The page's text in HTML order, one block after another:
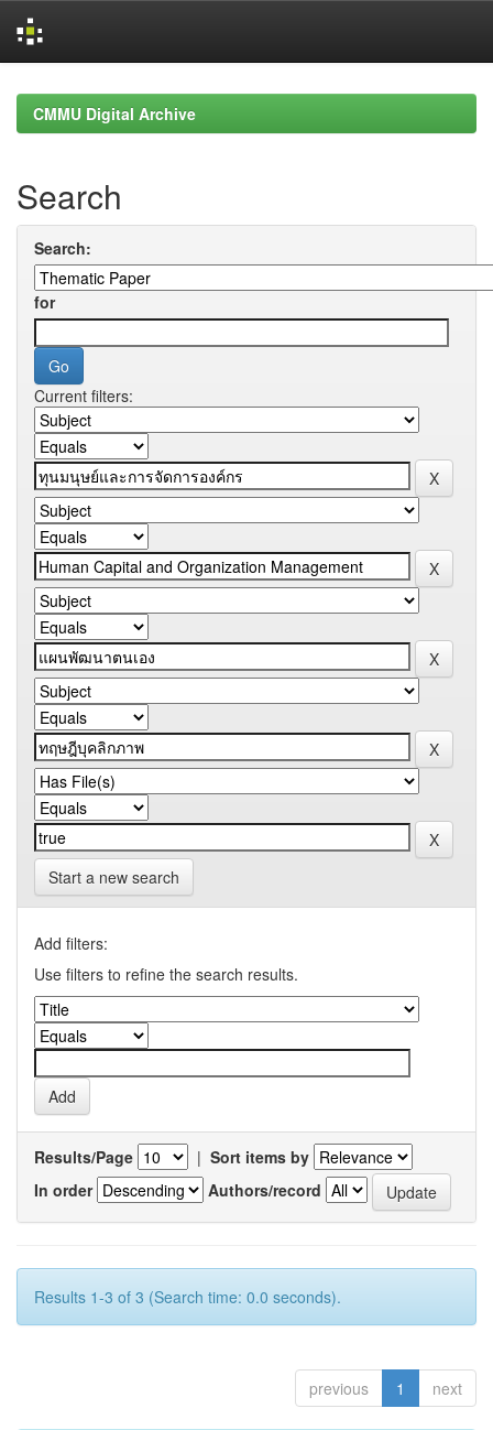
navigationCMMU Digital Archive
Search
Search:
for
Current filters:
Start a new search
Add filters:
Use filters to refine the search results.
Results/Page | Sort items by
In order
Authors/record
Results 1-3 of 3 (Search time: 0.0 seconds).
previous 1 next